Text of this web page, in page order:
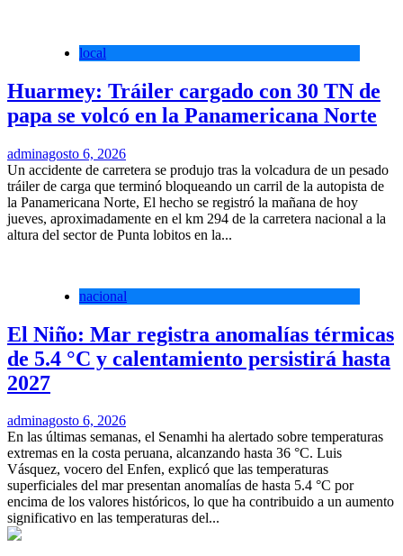
local
Huarmey: Tráiler cargado con 30 TN de
papa se volcó en la Panamericana Norte
adminagosto 6, 2026
Un accidente de carretera se produjo tras la volcadura de un pesado
tráiler de carga que terminó bloqueando un carril de la autopista de
la Panamericana Norte, El hecho se registró la mañana de hoy
jueves, aproximadamente en el km 294 de la carretera nacional a la
altura del sector de Punta lobitos en la...
nacional
El Niño: Mar registra anomalías térmicas
de 5.4 °C y calentamiento persistirá hasta
2027
adminagosto 6, 2026
En las últimas semanas, el Senamhi ha alertado sobre temperaturas
extremas en la costa peruana, alcanzando hasta 36 °C. Luis
Vásquez, vocero del Enfen, explicó que las temperaturas
superficiales del mar presentan anomalías de hasta 5.4 °C por
encima de los valores históricos, lo que ha contribuido a un aumento
significativo en las temperaturas del...